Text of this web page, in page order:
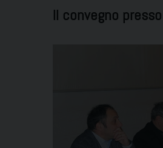
Il convegno